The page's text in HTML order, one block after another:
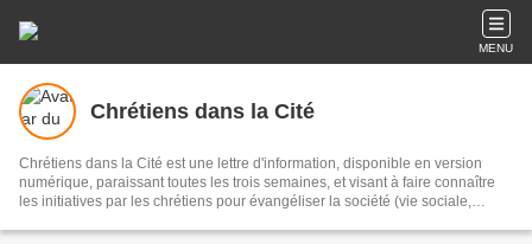
MENU
Chrétiens dans la Cité
Chrétiens dans la Cité est une lettre d'information, disponible en version
numérique, paraissant toutes les trois semaines, et visant à faire connaître
les initiatives par les chrétiens pour évangéliser la société (vie sociale,